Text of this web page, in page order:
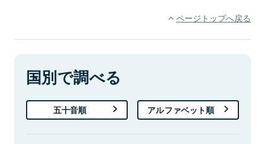
ページトップへ戻る
国別で調べる
五十音順 アルファベット順